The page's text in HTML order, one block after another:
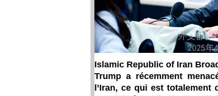
Islamic Republic of Iran
Trump a récemment
l’Iran, ce qui est